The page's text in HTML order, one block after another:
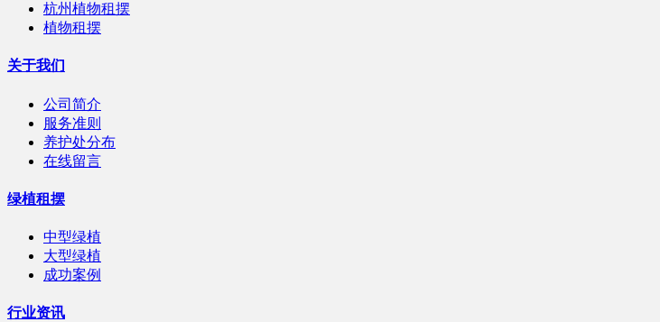
杭州植物租摆
植物租摆
关于我们
公司简介
服务准则
养护处分布
在线留言
绿植租摆
中型绿植
大型绿植
成功案例
行业资讯